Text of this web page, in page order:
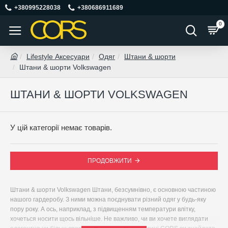
+380995228038 +380686911689
0
Lifestyle Аксесуари Одяг
Штани & шорти
Штани & шорти Volkswagen
ШТАНИ & ШОРТИ VOLKSWAGEN
У цій категорії немає товарів.
ПРОДОВЖИТИ
Штани & шорти Volkswagen Штани, безсумнівно, є основною частиною
нашого гардеробу. З ними можна поєднувати різний одяг у будь-яку
пору року. А ось, наприклад, з підвищенням температури влітку,
хочеться носити щось вільніше. Не важливо, чи ви хочете виглядати